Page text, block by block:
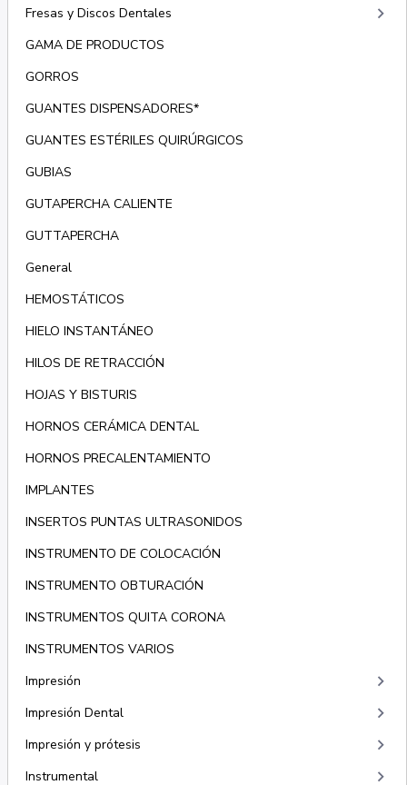
Fresas y Discos Dentales keyboard_arrow_right
GAMA DE PRODUCTOS
GORROS
GUANTES DISPENSADORES*
GUANTES ESTÉRILES QUIRÚRGICOS
GUBIAS
GUTAPERCHA CALIENTE
GUTTAPERCHA
General
HEMOSTÁTICOS
HIELO INSTANTÁNEO
HILOS DE RETRACCIÓN
HOJAS Y BISTURIS
HORNOS CERÁMICA DENTAL
HORNOS PRECALENTAMIENTO
IMPLANTES
INSERTOS PUNTAS ULTRASONIDOS
INSTRUMENTO DE COLOCACIÓN
INSTRUMENTO OBTURACIÓN
INSTRUMENTOS QUITA CORONA
INSTRUMENTOS VARIOS
Impresión
keyboard_arrow_right
Impresión Dental keyboard_arrow_right
Impresión y prótesis keyboard_arrow_right
Instrumental keyboard_arrow_right